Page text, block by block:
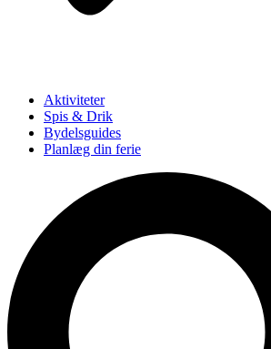
Aktiviteter
Spis & Drik
Bydelsguides
Planlæg din ferie